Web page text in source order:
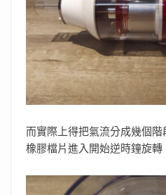
而實際上得把氣流分成幾個
橡膠檔片進入開始逆時鐘旋轉